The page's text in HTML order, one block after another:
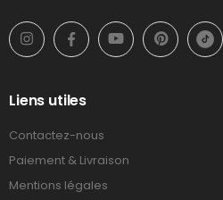
Liens utiles
Contactez-nous
Paiement & Livraison
Mentions légales